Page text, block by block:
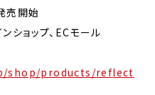
売開始
ショップ、ECモール
products/reflect